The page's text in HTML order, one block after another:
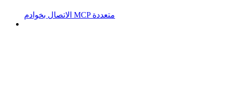
الاتصال بخوادم MCP متعددة